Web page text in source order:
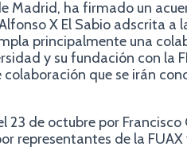
Madrid, ha firmado un
X El Sabio adscrita a
principalmente una
y su fundación con la
que se irán
23 de octubre por
representantes de la FUAX